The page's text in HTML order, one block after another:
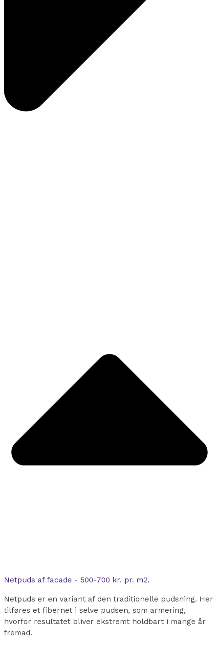
Netpuds af facade - 500-700 kr. pr. m2.
Netpuds er en variant af den traditionelle pudsning. Her
tilføres et fibernet i selve pudsen, som armering,
hvorfor resultatet bliver ekstremt holdbart i mange år
fremad.